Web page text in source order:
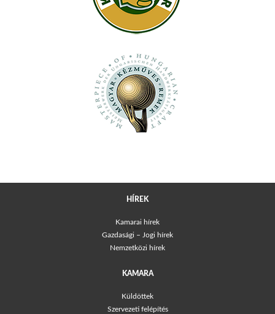
HÍREK
Kamarai hírek
Gazdasági – Jogi hírek
Nemzetközi hírek
KAMARA
Küldöttek
Szervezeti felépítés